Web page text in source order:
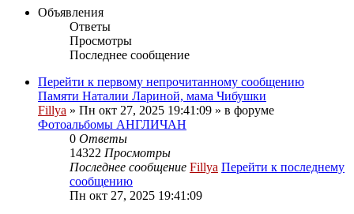
Объявления
Ответы
Просмотры
Последнее сообщение
Перейти к первому непрочитанному сообщению
Памяти Наталии Лариной, мама Чибушки
Fillya » Пн окт 27, 2025 19:41:09 » в форуме
Фотоальбомы АНГЛИЧАН
0 Ответы
14322 Просмотры
Последнее сообщение Fillya Перейти к последнему
сообщению
Пн окт 27, 2025 19:41:09